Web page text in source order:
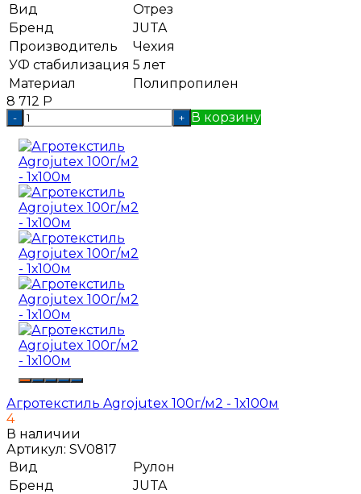
Вид
Отрез
Бренд
JUTA
Производитель
Чехия
УФ стабилизация 5 лет
Материал
Полипропилен
8 712 Р
- + В корзину
Агротекстиль Agrojutex 100г/м2 - 1х100м
4
В наличии
Артикул: SV0817
Вид
Рулон
Бренд
JUTA